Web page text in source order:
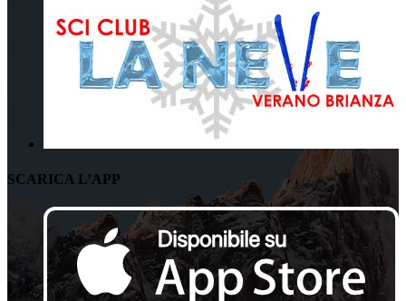
SCARICA L’APP